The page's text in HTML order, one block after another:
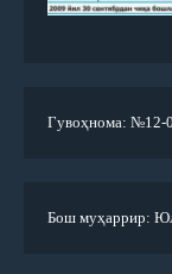
Гувоҳнома: №12-
Бош муҳаррир: